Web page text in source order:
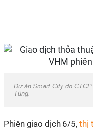
Dự án Smart City do
Tùng.
Phiên giao dịch 6/5, thị